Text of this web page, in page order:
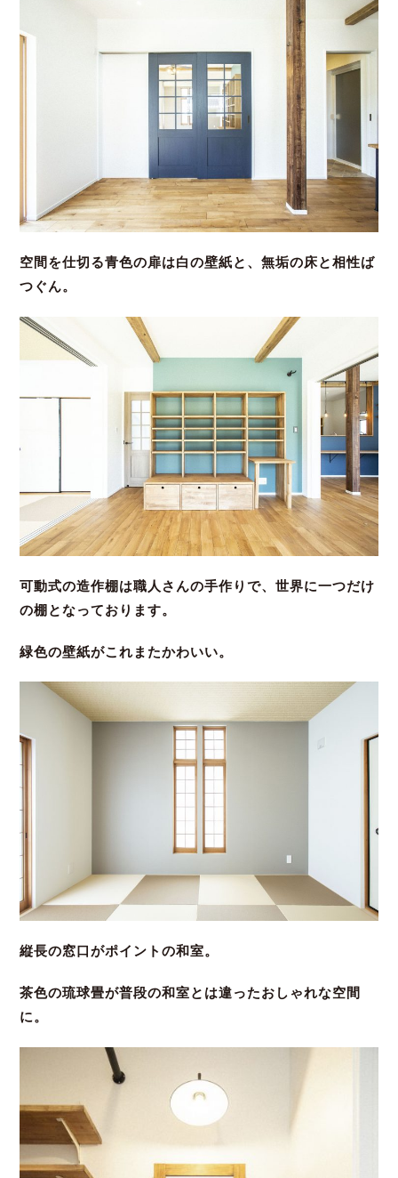
空間を仕切る青色の扉は白の壁紙と、無垢の床と相性ば
つぐん。
可動式の造作棚は職人さんの手作りで、世界に一つだけ
の棚となっております。
緑色の壁紙がこれまたかわいい。
縦長の窓口がポイントの和室。
茶色の琉球畳が普段の和室とは違ったおしゃれな空間
に。